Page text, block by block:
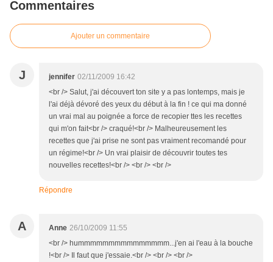
Commentaires
Ajouter un commentaire
J jennifer 02/11/2009 16:42
<br /> Salut, j'ai découvert ton site y a pas lontemps, mais je
l'ai déjà dévoré des yeux du début à la fin ! ce qui ma donné
un vrai mal au poignée a force de recopier ttes les recettes
qui m'on fait<br /> craqué!<br /> Malheureusement les
recettes que j'ai prise ne sont pas vraiment recomandé pour
un régime!<br /> Un vrai plaisir de découvrir toutes tes
nouvelles recettes!<br /> <br /> <br />
Répondre
A Anne 26/10/2009 11:55
<br /> hummmmmmmmmmmmmmm...j'en ai l'eau à la bouche
!<br /> Il faut que j'essaie.<br /> <br /> <br />